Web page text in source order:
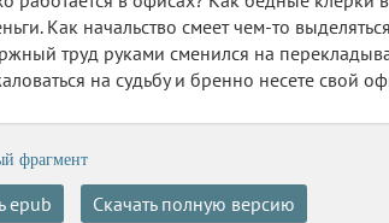
Как начальство смеет чем-то
труд руками сменился на
на судьбу и бренно несете свой
фрагмент
epub Скачать полную версию